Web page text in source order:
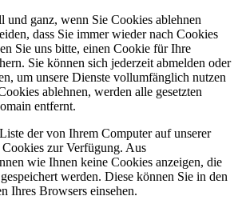
und ganz, wenn Sie Cookies ablehnen
dass Sie immer wieder nach Cookies
Sie uns bitte, einen Cookie für Ihre
Sie können sich jederzeit abmelden oder
um unsere Dienste vollumfänglich nutzen
ablehnen, werden alle gesetzten
entfernt.
der von Ihrem Computer auf unserer
zur Verfügung. Aus
wie Ihnen keine Cookies anzeigen, die
werden. Diese können Sie in den
Ihres Browsers einsehen.